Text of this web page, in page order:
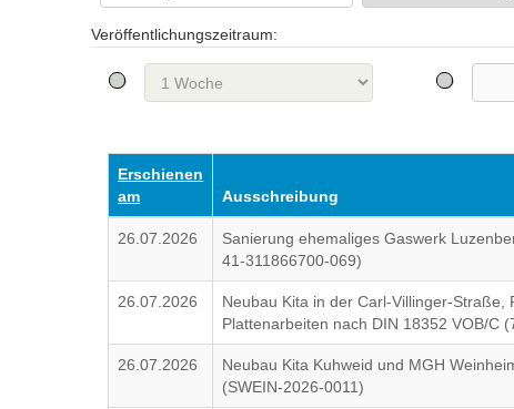
Veröffentlichungszeitraum:
Erschienen
am
Ausschreibung
26.07.2026
Sanierung ehemaliges Gaswerk
41-311866700-069)
26.07.2026
Neubau Kita in der Carl-Villinger-Straße,
Plattenarbeiten nach DIN 18352 VOB/C
26.07.2026
Neubau Kita Kuhweid und MGH
(SWEIN-2026-0011)